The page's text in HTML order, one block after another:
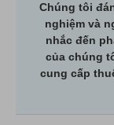
Chúng tôi
nghiệm và
nhắc đến
của chúng
cung cấp